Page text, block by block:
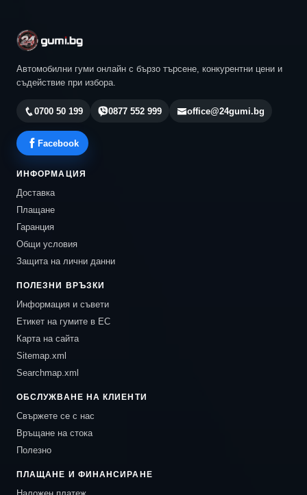
Автомобилни гуми онлайн с бързо търсене, конкурентни цени и
съдействие при избора.
0700 50 199 0877 552 999 office@24gumi.bg
Facebook
ИНФОРМАЦИЯ
Доставка
Плащане
Гаранция
Общи условия
Защита на лични данни
ПОЛЕЗНИ ВРЪЗКИ
Информация и съвети
Етикет на гумите в ЕС
Карта на сайта
Sitemap.xml
Searchmap.xml
ОБСЛУЖВАНЕ НА КЛИЕНТИ
Свържете се с нас
Връщане на стока
Полезно
ПЛАЩАНЕ И ФИНАНСИРАНЕ